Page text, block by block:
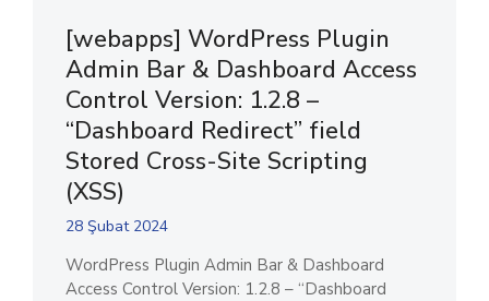
[webapps] WordPress Plugin
Admin Bar & Dashboard Access
Control Version: 1.2.8 –
“Dashboard Redirect” field
Stored Cross-Site Scripting
(XSS)
28 Şubat 2024
WordPress Plugin Admin Bar & Dashboard
Access Control Version: 1.2.8 – “Dashboard